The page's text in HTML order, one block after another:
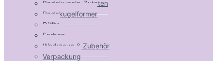
Badekugeln-Zutaten
Badekugelformer
Düfte
Farben
Werkzeug & Zubehör
Verpackung